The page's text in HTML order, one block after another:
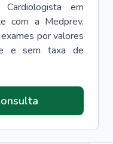
Cardiologista
em
com a Medprev.
por valores
e sem taxa de